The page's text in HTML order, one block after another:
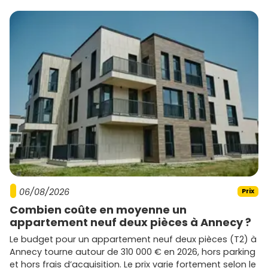
06/08/2026 Prix
Combien coûte en moyenne un
appartement neuf deux pièces à Annecy ?
Le budget pour un appartement neuf deux pièces (T2) à
Annecy tourne autour de 310 000 € en 2026, hors parking
et hors frais d’acquisition. Le prix varie fortement selon le